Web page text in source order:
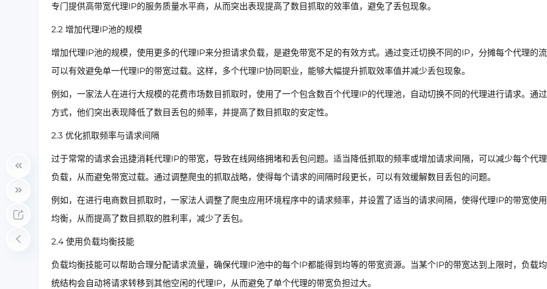
专门提供高带宽代理IP的服务质量水平商，从而突出表现提高了数目抓取的效率值，避免了丢包现象。
2.2 增加代理IP池的规模
增加代理IP池的规模，使用更多的代理IP来分担请求负载，是避免带宽不足的有效方式。通过变迁切换不同的IP，分摊每个代理的流
可以有效避免单一代理IP的带宽过载。这样，多个代理IP协同职业，能够大幅提升抓取效率值并减少丢包现象。
例如，一家法人在进行大规模的花费市场数目抓取时，使用了一个包含数百个代理IP的代理池，自动切换不同的代理进行请求。通
方式，他们突出表现降低了数目丢包的频率，并提高了数目抓取的安定性。
2.3 优化抓取频率与请求间隔
过于常常的请求会迅捷消耗代理IP的带宽，导致在线网络拥堵和丢包问题。适当降低抓取的频率或增加请求间隔，可以减少每个代
负载，从而避免带宽过载。通过调整爬虫的抓取战略，使得每个请求的间隔时段更长，可以有效缓解数目丢包的问题。
例如，在进行电商数目抓取时，一家法人调整了爬虫应用环境程序中的请求频率，并设置了适当的请求间隔，使得代理IP的带宽使
均衡，从而提高了数目抓取的胜利率，减少了丢包。
2.4 使用负载均衡技能
负载均衡技能可以帮助合理分配请求流量，确保代理IP池中的每个IP都能得到均等的带宽资源。当某个IP的带宽达到上限时，负载
统结构会自动将请求转移到其他空闲的代理IP，从而避免了单个代理的带宽负担过大。